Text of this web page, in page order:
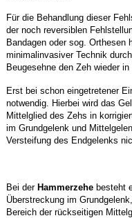
Für die Behandlung dieser
der noch reversiblen
Bandagen oder sog. Orthesen
minimalinvasiver Technik
Beugesehne den Zeh wieder
Erst bei schon eingetretener
notwendig. Hierbei wird das
Mittelglied des Zehs in
im Grundgelenk und
Versteifung des Endgelenks
Bei der Hammerzehebesteht
Überstreckung im
Bereich der rückseitigen